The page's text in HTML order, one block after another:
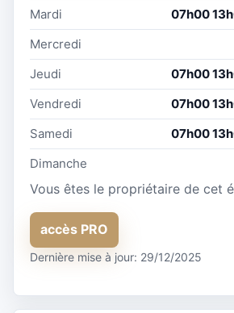
Mardi
07h00
Mercredi
Jeudi
07h00
Vendredi
07h00
Samedi
07h00
Dimanche
Vous êtes le propriétaire de cet
accès PRO
Dernière mise à jour: 29/12/2025